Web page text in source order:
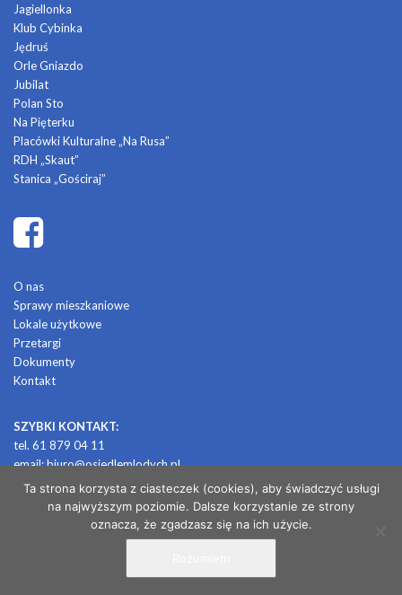
Jagiellonka
Klub Cybinka
Jędruś
Orle Gniazdo
Jubilat
Polan Sto
Na Pięterku
Placówki Kulturalne „Na Rusa”
RDH „Skaut”
Stanica „Gościraj”
O nas
Sprawy mieszkaniowe
Lokale użytkowe
Przetargi
Dokumenty
Kontakt
SZYBKI KONTAKT:
tel. 61 879 04 11
email:biuro@osiedlemlodych.pl
© 2026 OSIEDLE MŁODYCH
/ projekt i realizacja: CONTRABANDA / studio graficzne
Ta strona korzysta z ciasteczek (cookies), aby świadczyć usługi
na najwyższym poziomie. Dalsze korzystanie ze strony
oznacza, że zgadzasz się na ich użycie.